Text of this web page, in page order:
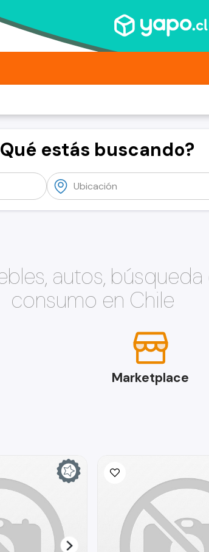
estás buscando?
autos,
consumo en Chile
Marketplace